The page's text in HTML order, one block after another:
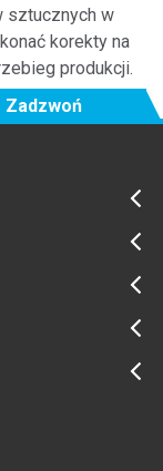
sztucznych w
korekty na
produkcji.
Zadzwoń